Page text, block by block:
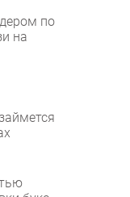
по
на